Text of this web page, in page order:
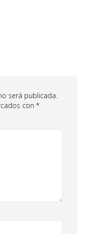
será publicada.
con *